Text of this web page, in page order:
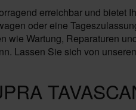
erreichbar und
oder eine
Wartung, Reparaturen
Lassen Sie sich von